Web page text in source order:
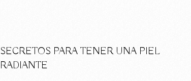
SECRETOS PARA TENER UNA PIEL
RADIANTE